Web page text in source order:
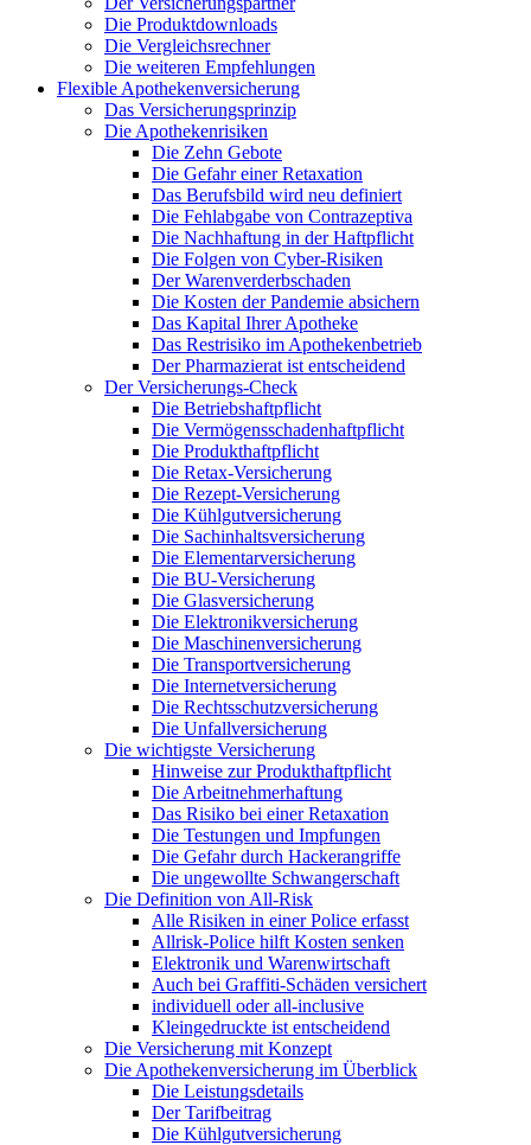
Die Produktdownloads
Die Vergleichsrechner
Die weiteren Empfehlungen
Flexible Apothekenversicherung
Das Versicherungsprinzip
Die Apothekenrisiken
Die Zehn Gebote
Die Gefahr einer Retaxation
Das Berufsbild wird neu definiert
Die Fehlabgabe von Contrazeptiva
Die Nachhaftung in der Haftpflicht
Die Folgen von Cyber-Risiken
Der Warenverderbschaden
Die Kosten der Pandemie absichern
Das Kapital Ihrer Apotheke
Das Restrisiko im Apothekenbetrieb
Der Pharmazierat ist entscheidend
Der Versicherungs-Check
Die Betriebshaftpflicht
Die Vermögensschadenhaftpflicht
Die Produkthaftpflicht
Die Retax-Versicherung
Die Rezept-Versicherung
Die Kühlgutversicherung
Die Sachinhaltsversicherung
Die Elementarversicherung
Die BU-Versicherung
Die Glasversicherung
Die Elektronikversicherung
Die Maschinenversicherung
Die Transportversicherung
Die Internetversicherung
Die Rechtsschutzversicherung
Die Unfallversicherung
Die wichtigste Versicherung
Hinweise zur Produkthaftpflicht
Die Arbeitnehmerhaftung
Das Risiko bei einer Retaxation
Die Testungen und Impfungen
Die Gefahr durch Hackerangriffe
Die ungewollte Schwangerschaft
Die Definition von All-Risk
Alle Risiken in einer Police erfasst
Allrisk-Police hilft Kosten senken
Elektronik und Warenwirtschaft
Auch bei Graffiti-Schäden versichert
individuell oder all-inclusive
Kleingedruckte ist entscheidend
Die Versicherung mit Konzept
Die Apothekenversicherung im Überblick
Die Leistungsdetails
Der Tarifbeitrag
Die Kühlgutversicherung